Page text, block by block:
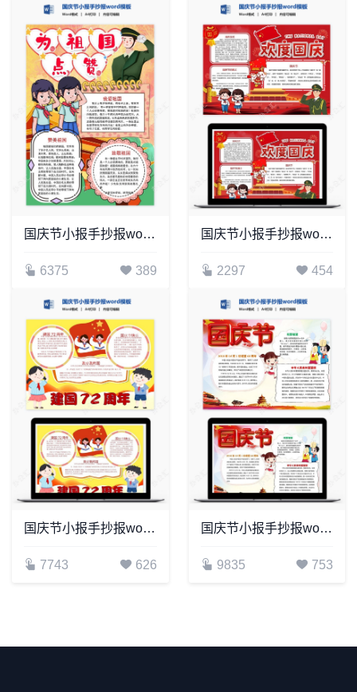
国庆节小报手抄报word模板(13)
6375 389
国庆节小报手抄报word模板(30)
2297 454
国庆节小报手抄报word模板(7)
7743 626
国庆节小报手抄报word模板(27)
9835 753